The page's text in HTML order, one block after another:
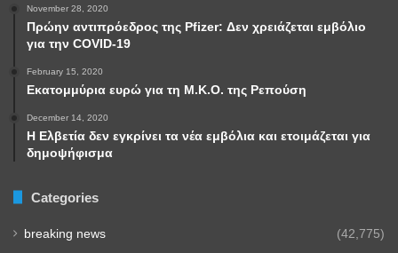
November 28, 2020
Πρώην αντιπρόεδρος της Pfizer: Δεν χρειάζεται εμβόλιο
για την COVID-19
February 15, 2020
Εκατομμύρια ευρώ για τη Μ.Κ.Ο. της Ρεπούση
December 14, 2020
Η Ελβετία δεν εγκρίνει τα νέα εμβόλια και ετοιμάζεται για
δημοψήφισμα
Categories
breaking news (42,775)